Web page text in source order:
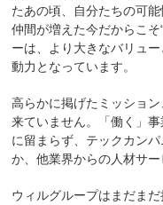
たあの頃、自分たちの可
仲間が増えた今だからこそ
ーは、より大きなバリュ
動力となっています。
高らかに掲げたミッショ
来ていません。「働く」
に留まらず、テックカン
か、他業界からの人材サ
ウィルグループはまだま